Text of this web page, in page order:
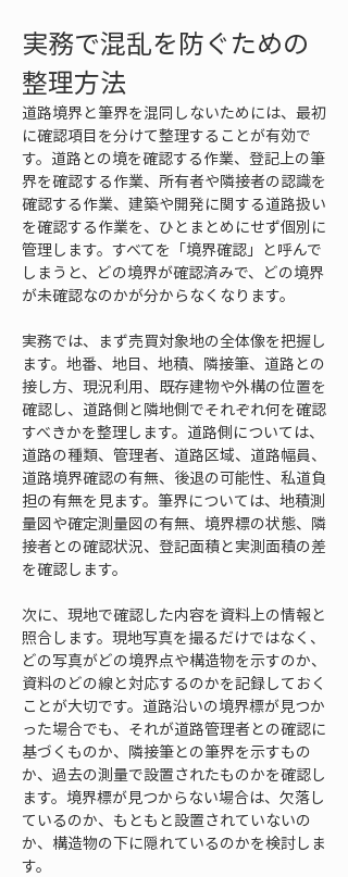
実務で混乱を防ぐための
整理方法
道路境界と筆界を混同しないためには、最初
に確認項目を分けて整理することが有効で
す。道路との境を確認する作業、登記上の筆
界を確認する作業、所有者や隣接者の認識を
確認する作業、建築や開発に関する道路扱い
を確認する作業を、ひとまとめにせず個別に
管理します。すべてを「境界確認」と呼んで
しまうと、どの境界が確認済みで、どの境界
が未確認なのかが分からなくなります。
実務では、まず売買対象地の全体像を把握し
ます。地番、地目、地積、隣接筆、道路との
接し方、現況利用、既存建物や外構の位置を
確認し、道路側と隣地側でそれぞれ何を確認
すべきかを整理します。道路側については、
道路の種類、管理者、道路区域、道路幅員、
道路境界確認の有無、後退の可能性、私道負
担の有無を見ます。筆界については、地積測
量図や確定測量図の有無、境界標の状態、隣
接者との確認状況、登記面積と実測面積の差
を確認します。
次に、現地で確認した内容を資料上の情報と
照合します。現地写真を撮るだけではなく、
どの写真がどの境界点や構造物を示すのか、
資料のどの線と対応するのかを記録しておく
ことが大切です。道路沿いの境界標が見つか
った場合でも、それが道路管理者との確認に
基づくものか、隣接筆との筆界を示すもの
か、過去の測量で設置されたものかを確認し
ます。境界標が見つからない場合は、欠落し
ているのか、もともと設置されていないの
か、構造物の下に隠れているのかを検討しま
す。